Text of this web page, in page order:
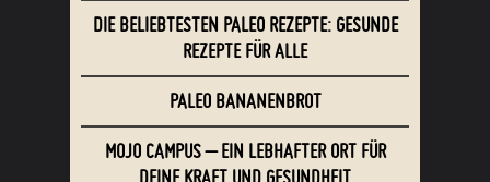
DEINE KRAFT UND GESUNDHEIT
HELFEN